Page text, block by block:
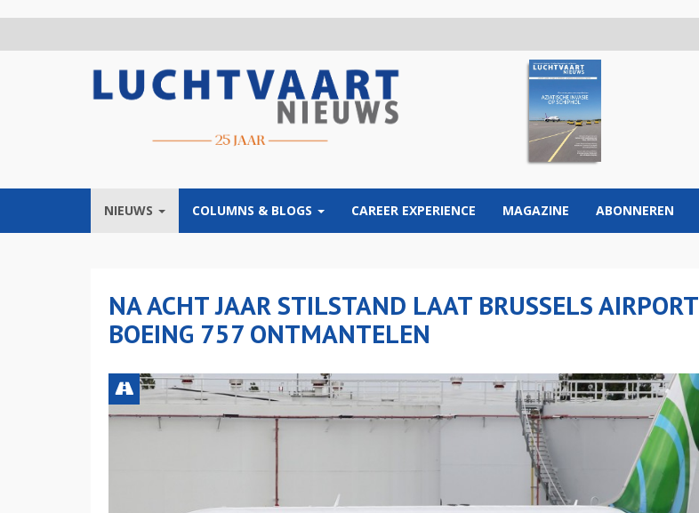
NIEUWS COLUMNS & BLOGS CAREER EXPERIENCE MAGAZINE ABONNEREN
NA ACHT JAAR STILSTAND LAAT BRUSSELS AIRPORT
BOEING 757 ONTMANTELEN